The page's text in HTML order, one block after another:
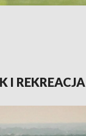
I REKREACJA